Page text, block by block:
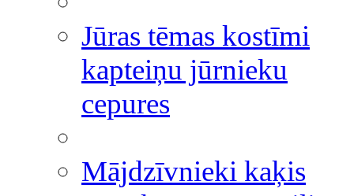
Jūras tēmas kostīmi
kapteiņu jūrnieku
cepures
Mājdzīvnieki kaķis